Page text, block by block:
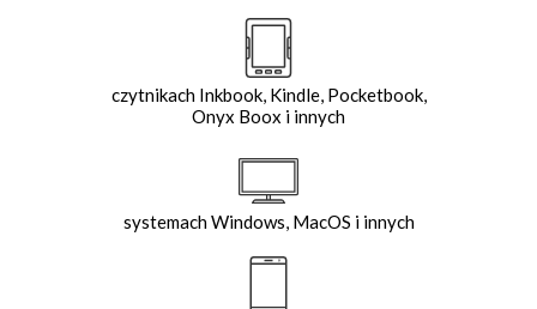
czytnikach Inkbook, Kindle, Pocketbook,
Onyx Boox i innych
systemach Windows, MacOS i innych